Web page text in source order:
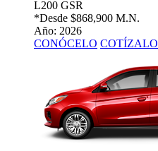
L200 GSR
*Desde $868,900 M.N.
Año: 2026
CONÓCELO COTÍZALO